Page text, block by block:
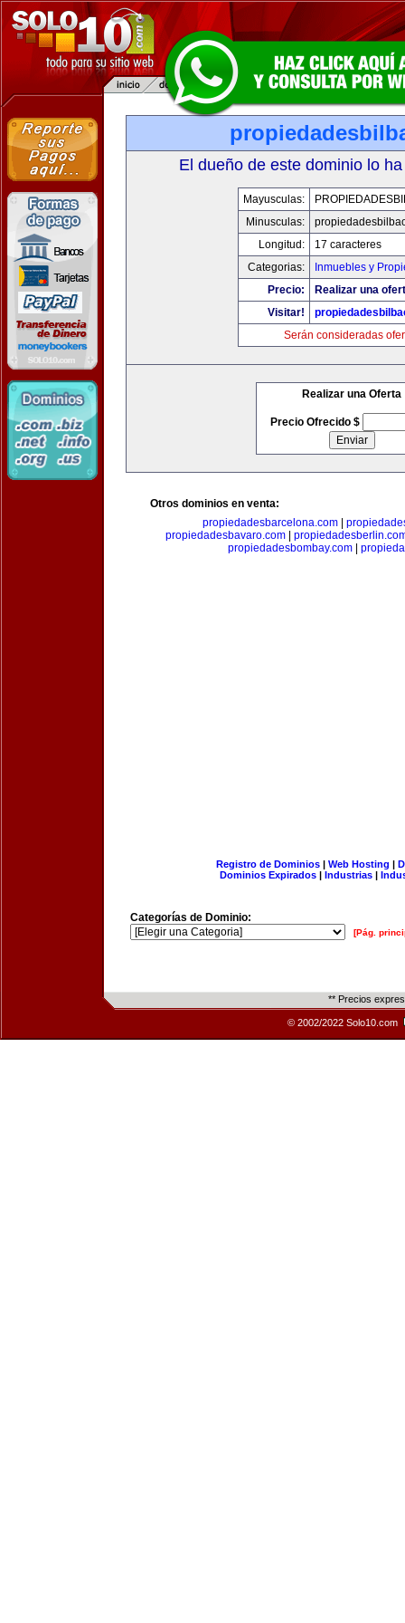
El dueño de este dominio lo
Mayusculas:
Minusculas:
Longitud:
17 caracteres
Categorias:
Inmuebles y
Precio:
Realizar una
Visitar!
Serán consideradas
Realizar una Oferta
Precio Ofrecido $
Otros dominios en venta:
propiedadesbarcelona.com|
propiedadesbavaro.com
propiedadesbombay.com
Registro de Dominios| Web Hosting |
Dominios Expirados | Industrias |
Categorías de Dominio:
[Pág.
** Precios
© 2002/2022 Solo10.com